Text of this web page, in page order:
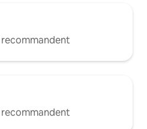
recommandent
recommandent